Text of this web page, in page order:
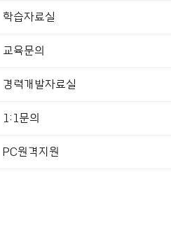
학습자료실
교육문의
경력개발자료실
1:1문의
PC원격지원